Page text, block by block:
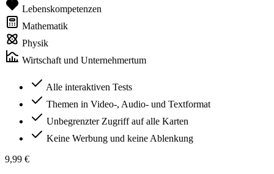
Lebenskompetenzen
Mathematik
Physik
Wirtschaft und Unternehmertum
Alle interaktiven Tests
Themen in Video-, Audio- und Textformat
Unbegrenzter Zugriff auf alle Karten
Keine Werbung und keine Ablenkung
9,99 €